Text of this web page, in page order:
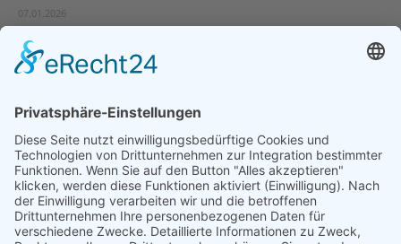
07.01.2026